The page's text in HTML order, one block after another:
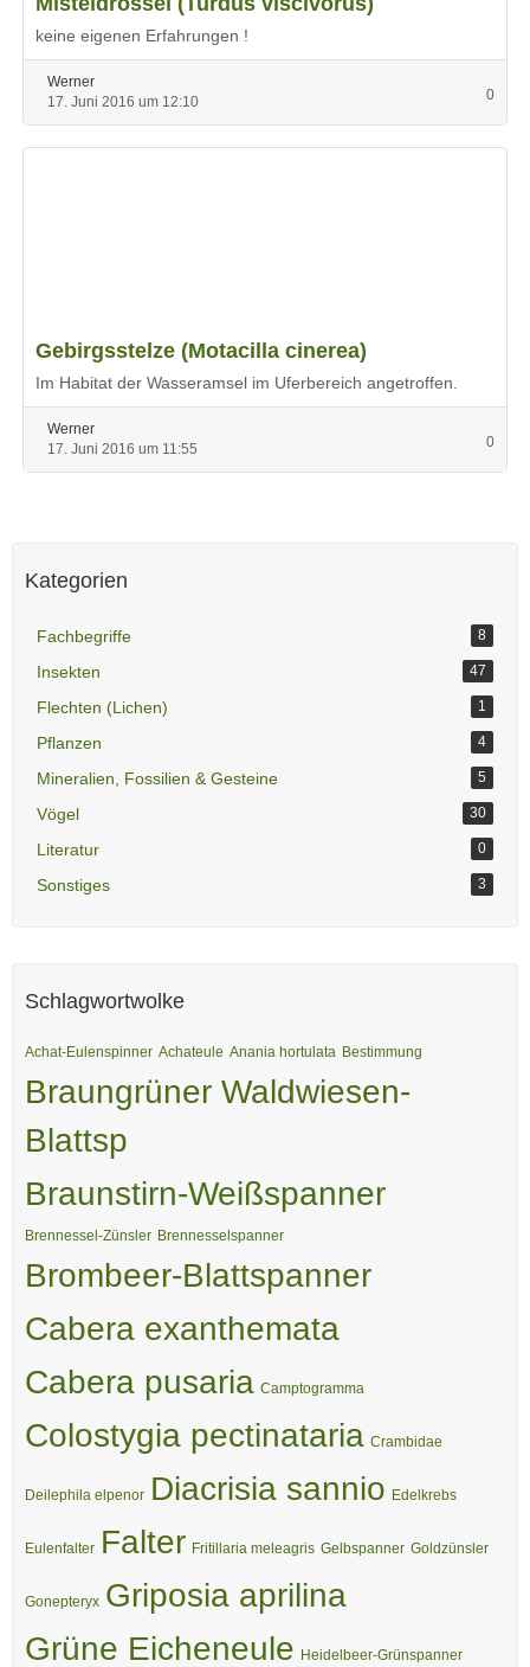
keine eigenen Erfahrungen !
Werner
17. Juni 2016 um 12:10
0
Gebirgsstelze (Motacilla cinerea)
Im Habitat der Wasseramsel im Uferbereich angetroffen.
Werner
17. Juni 2016 um 11:55
0
Kategorien
Fachbegriffe 8
Insekten 47
Flechten (Lichen) 1
Pflanzen 4
Mineralien, Fossilien & Gesteine 5
Vögel 30
Literatur 0
Sonstiges 3
Schlagwortwolke
Achat-Eulenspinner Achateule Anania hortulata Bestimmung
Braungrüner Waldwiesen-
Blattsp
Braunstirn-Weißspanner
Brennessel-Zünsler Brennesselspanner
Brombeer-Blattspanner
Cabera exanthemata
Cabera pusaria Camptogramma
Colostygia pectinataria Crambidae
Deilephila elpenor Diacrisia sannio Edelkrebs
Eulenfalter Falter Fritillaria meleagris Gelbspanner Goldzünsler
Gonepteryx Griposia aprilina
Grüne Eicheneule Heidelbeer-Grünspanner